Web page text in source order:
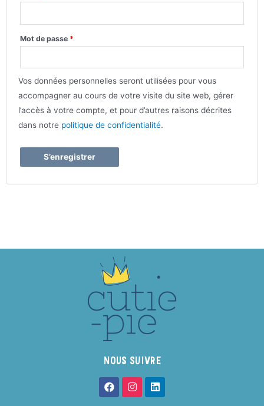
Mot de passe *
Vos données personnelles seront utilisées pour vous
accompagner au cours de votre visite du site web, gérer
l’accès à votre compte, et pour d’autres raisons décrites
dans notre politique de confidentialité.
S’enregistrer
NOUS SUIVRE